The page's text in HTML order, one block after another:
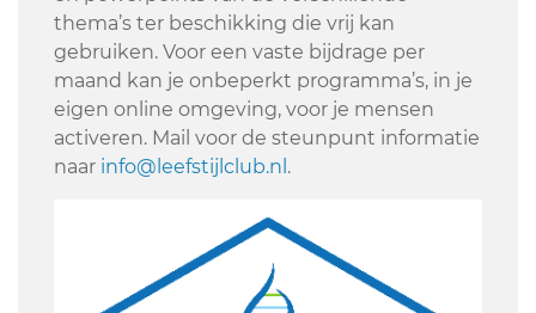
thema’s ter beschikking die vrij kan
gebruiken. Voor een vaste bijdrage per
maand kan je onbeperkt programma’s, in je
eigen online omgeving, voor je mensen
activeren. Mail voor de steunpunt informatie
naar info@leefstijlclub.nl .